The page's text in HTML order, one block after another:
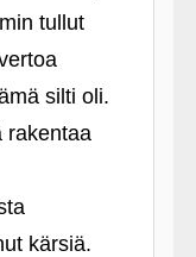
tullut
silti oli.
rakentaa
kärsiä.